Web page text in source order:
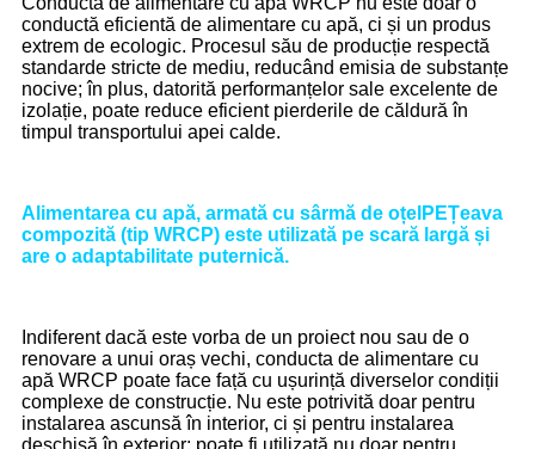
conductă eficientă de alimentare cu apă, ci și un produs
extrem de ecologic. Procesul său de producție respectă
standarde stricte de mediu, reducând emisia de substanțe
nocive; în plus, datorită performanțelor sale excelente de
izolație, poate reduce eficient pierderile de căldură în
timpul transportului apei calde.
Alimentarea cu apă, armată cu sârmă de oțel PEȚeava
compozită (tip WRCP) este utilizată pe scară largă și
are o adaptabilitate puternică.
Indiferent dacă este vorba de un proiect nou sau de o
renovare a unui oraș vechi, conducta de alimentare cu
apă WRCP poate face față cu ușurință diverselor condiții
complexe de construcție. Nu este potrivită doar pentru
instalarea ascunsă în interior, ci și pentru instalarea